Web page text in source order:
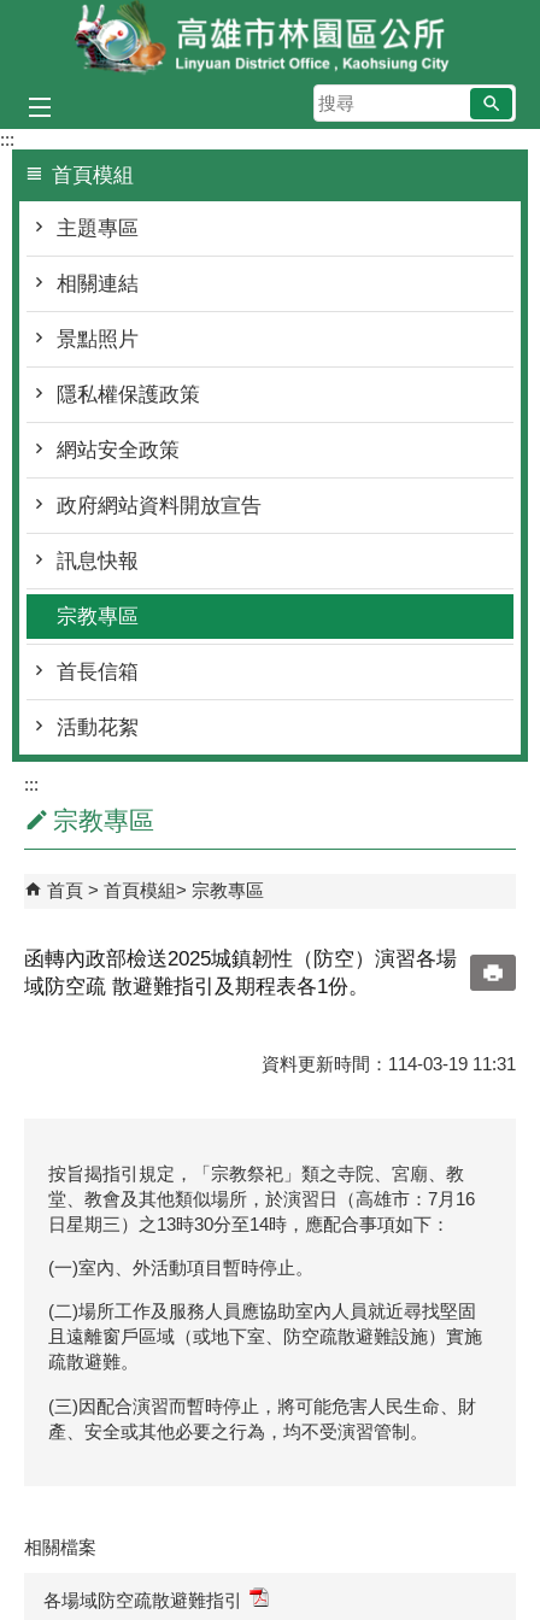
跳到主要內容區塊
搜
尋
:::
首頁模組
主題專區
相關連結
景點照片
隱私權保護政策
網站安全政策
政府網站資料開放宣告
訊息快報
宗教專區
首長信箱
活動花絮
:::
宗教專區
首頁 首頁模組 宗教專區
函轉內政部檢送2025城鎮韌性（防空）演習各場
域防空疏 散避難指引及期程表各1份。
資料更新時間：114-03-19 11:31
按旨揭指引規定，「宗教祭祀」類之寺院、宮廟、教
堂、教會及其他類似場所，於演習日（高雄市：7月16
日星期三）之13時30分至14時，應配合事項如下：
(一)室內、外活動項目暫時停止。
(二)場所工作及服務人員應協助室內人員就近尋找堅固
且遠離窗戶區域（或地下室、防空疏散避難設施）實施
疏散避難。
(三)因配合演習而暫時停止，將可能危害人民生命、財
產、安全或其他必要之行為，均不受演習管制。
相關檔案
各場域防空疏散避難指引